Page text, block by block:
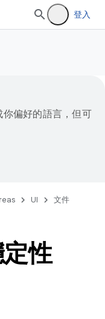
登入
偏好的語言，但可
UI 文件
性